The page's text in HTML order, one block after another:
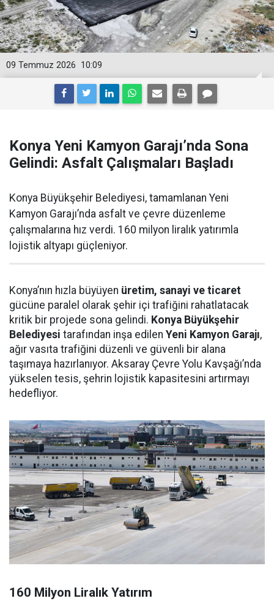
10:09
09 Temmuz 2026
Konya Yeni Kamyon Garajı’nda Sona
Gelindi: Asfalt Çalışmaları Başladı
Konya Büyükşehir Belediyesi, tamamlanan Yeni
Kamyon Garajı’nda asfalt ve çevre düzenleme
çalışmalarına hız verdi. 160 milyon liralık yatırımla
lojistik altyapı güçleniyor.
Konya’nın hızla büyüyen üretim, sanayi ve ticaret
gücüne paralel olarak şehir içi trafiğini rahatlatacak
kritik bir projede sona gelindi. Konya Büyükşehir
Belediyesi tarafından inşa edilen Yeni Kamyon Garajı,
ağır vasıta trafiğini düzenli ve güvenli bir alana
taşımaya hazırlanıyor. Aksaray Çevre Yolu Kavşağı’nda
yükselen tesis, şehrin lojistik kapasitesini artırmayı
hedefliyor.
160 Milyon Liralık Yatırım